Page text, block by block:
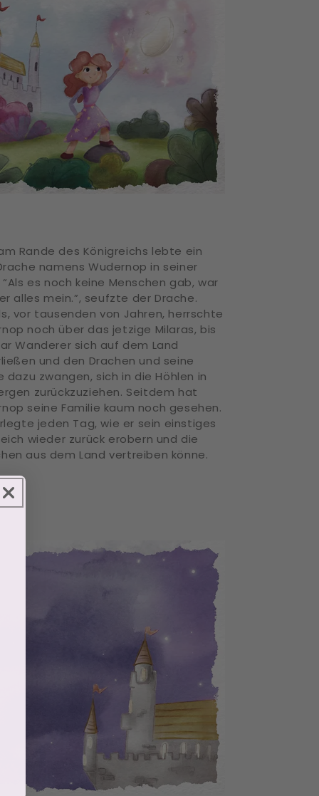
Rande des Königreichs lebte ein
namens Wudernop in seiner
“Als es noch keine Menschen gab, war
alles mein.”, seufzte der Drache.
vor tausenden von Jahren, herrschte
noch über das jetzige Milaras, bis
Wanderer sich auf dem Land
und den Drachen und seine
dazu zwangen, sich in die Höhlen in
zurückzuziehen. Seitdem hat
seine Familie kaum noch gesehen.
jeden Tag, wie er sein einstiges
wieder zurück erobern und die
aus dem Land vertreiben könne.